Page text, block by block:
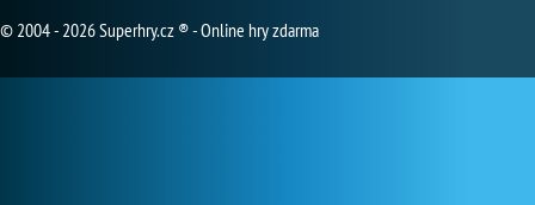
© 2004 - 2026 Superhry.cz ® - Online hry zdarma